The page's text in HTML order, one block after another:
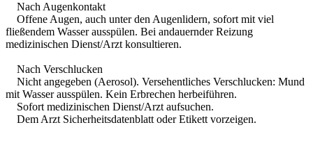
Nach Augenkontakt
Offene Augen, auch unter den Augenlidern, sofort mit viel
fließendem Wasser ausspülen. Bei andauernder Reizung
medizinischen Dienst/Arzt konsultieren.
Nach Verschlucken
Nicht angegeben (Aerosol). Versehentliches Verschlucken: Mund
mit Wasser ausspülen. Kein Erbrechen herbeiführen.
Sofort medizinischen Dienst/Arzt aufsuchen.
Dem Arzt Sicherheitsdatenblatt oder Etikett vorzeigen.